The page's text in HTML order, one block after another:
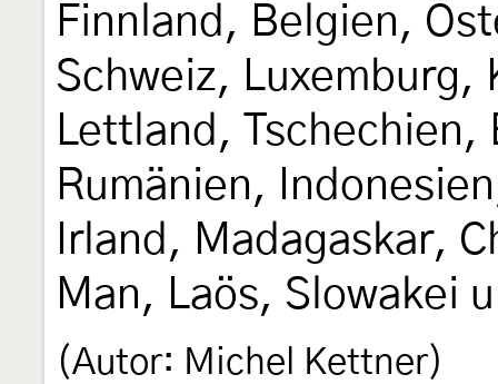
Finnland, Belgien,
Schweiz, Luxemburg,
Lettland,
Rumänien,
Irland, Madagaskar,
Man, Laös, Slowakei
(Autor: Michel Kettner)